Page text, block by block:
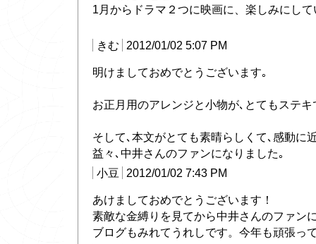
1月からドラマ２つに映画に、楽しみにし
きむ 2012/01/02 5:07 PM
明けましておめでとうございます｡
お正月用のアレンジと小物が､とてもステ
そして､本文がとても素晴らしくて､感動に
益々､中井さんのファンになりました｡
小豆
2012/01/02 7:43 PM
あけましておめでとうございます！
素敵な金縛りを見てから中井さんのファン
ブログもみれてうれしです。今年も頑張っ